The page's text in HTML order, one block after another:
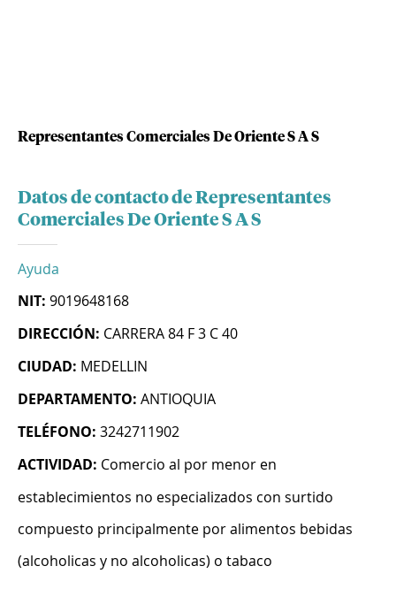
Representantes Comerciales De Oriente S A S
Datos de contacto de Representantes
Comerciales De Oriente S A S
Ayuda
NIT: 9019648168
DIRECCIÓN: CARRERA 84 F 3 C 40
CIUDAD: MEDELLIN
DEPARTAMENTO: ANTIOQUIA
TELÉFONO: 3242711902
ACTIVIDAD: Comercio al por menor en
establecimientos no especializados con surtido
compuesto principalmente por alimentos bebidas
(alcoholicas y no alcoholicas) o tabaco